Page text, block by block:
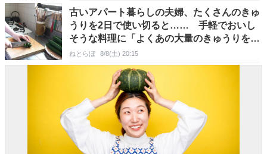
古いアパート暮らしの夫婦、たくさんのきゅ
うりを2日で使い切ると…… 手軽でおいし
そうな料理に「よくあの大量のきゅうりを」
「マネしたいです」
ねとらぼ 8/8(土) 20:15